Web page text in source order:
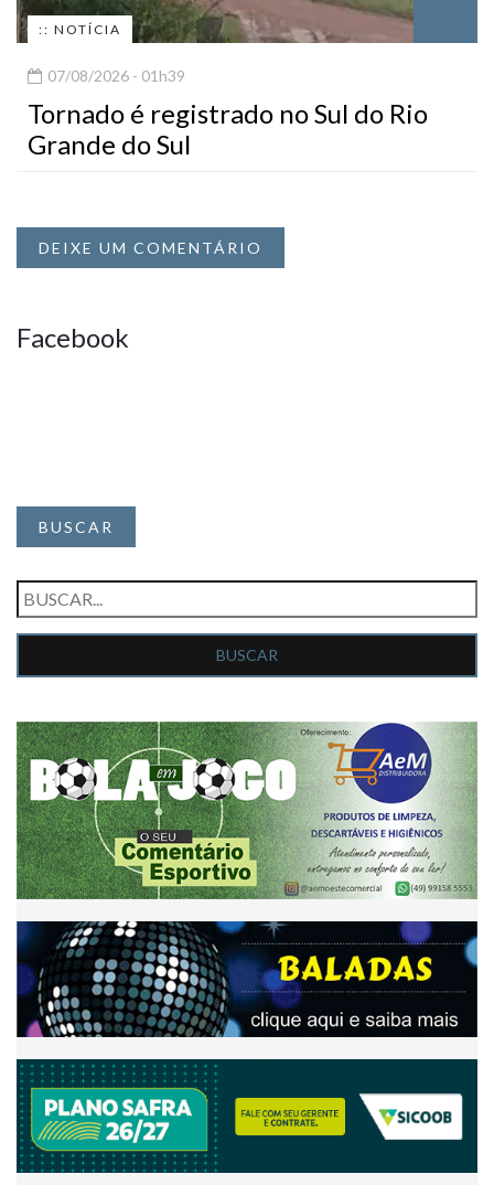
:: NOTÍCIA
07/08/2026 - 01h39
Tornado é registrado no Sul do Rio
Grande do Sul
DEIXE UM COMENTÁRIO
Facebook
BUSCAR